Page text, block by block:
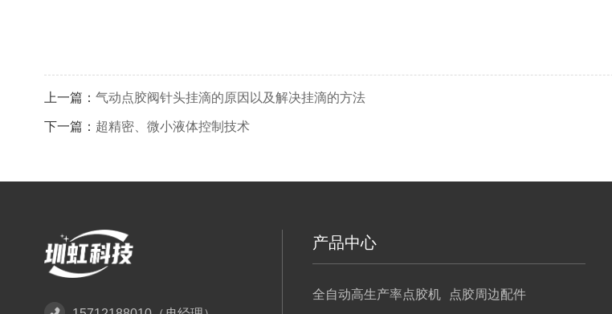
上一篇：气动点胶阀针头挂滴的原因以及解决挂滴的方法
下一篇： 超精密、微小液体控制技术
产品中心
全自动高生产率点胶机 点胶周边配件